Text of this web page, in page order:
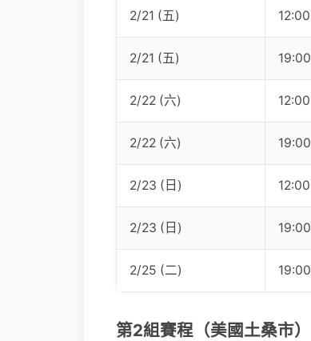
2/21 (五) 12:00
2/21 (五) 19:00
2/22 (六) 12:00
2/22 (六) 19:00
2/23 (日) 12:00
2/23 (日) 19:00
2/25 (二) 19:00
第2組賽程（美國土桑市）